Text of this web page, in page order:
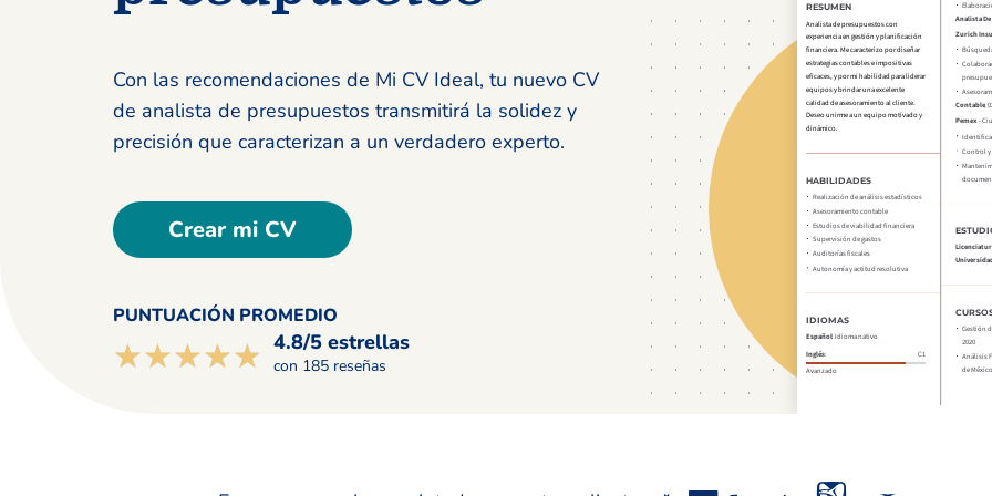
Con las recomendaciones de Mi CV Ideal, tu nuevo CV
de analista de presupuestos transmitirá la solidez y
precisión que caracterizan a un verdadero experto.
Crear mi CV
PUNTUACIÓN PROMEDIO
☆☆☆☆☆
★★★★★ 4.8/5 estrellas
con 185 reseñas